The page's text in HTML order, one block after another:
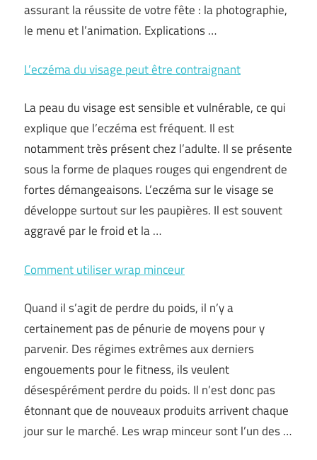
assurant la réussite de votre fête : la photographie,
le menu et l’animation. Explications …
L’eczéma du visage peut être contraignant
La peau du visage est sensible et vulnérable, ce qui
explique que l’eczéma est fréquent. Il est
notamment très présent chez l’adulte. Il se présente
sous la forme de plaques rouges qui engendrent de
fortes démangeaisons. L’eczéma sur le visage se
développe surtout sur les paupières. Il est souvent
aggravé par le froid et la …
Comment utiliser wrap minceur
Quand il s’agit de perdre du poids, il n’y a
certainement pas de pénurie de moyens pour y
parvenir. Des régimes extrêmes aux derniers
engouements pour le fitness, ils veulent
désespérément perdre du poids. Il n’est donc pas
étonnant que de nouveaux produits arrivent chaque
jour sur le marché. Les wrap minceur sont l’un des …